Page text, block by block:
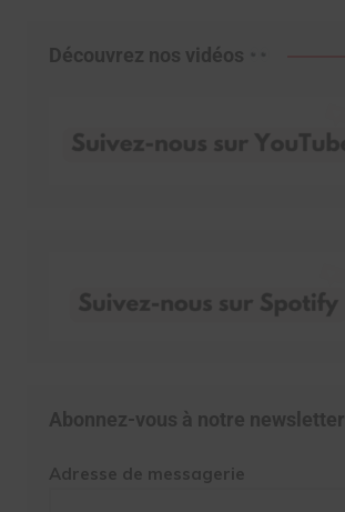
Découvrez nos vidéos
Abonnez-vous à notre newsletter
Adresse de messagerie